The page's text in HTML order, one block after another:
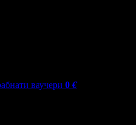
ваучери 0 €